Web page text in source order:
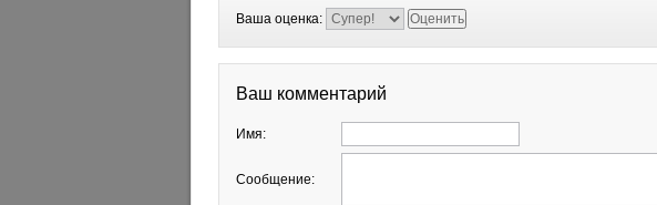
Ваша оценка:
Ваш комментарий
Имя:
Сообщение: